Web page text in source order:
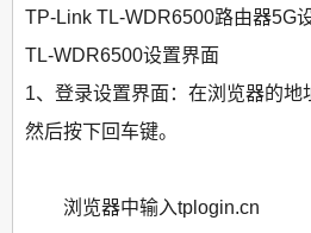
TP-Link TL-WDR6500路由器5G
TL-WDR6500设置界面
1、登录设置界面：在浏览器的地
然后按下回车键。
浏览器中输入tplogin.cn